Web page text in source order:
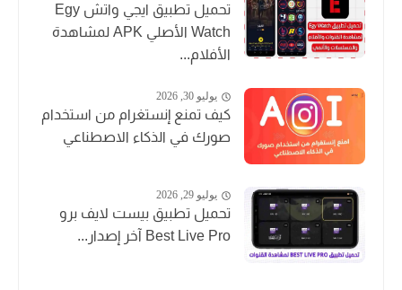
تحميل تطبيق ايجي واتش Egy
Watch الأصلي APK لمشاهدة
الأفلام...
يوليو 30, 2026
كيف تمنع إنستغرام من استخدام
صورك في الذكاء الاصطناعي
يوليو 29, 2026
تحميل تطبيق بيست لايف برو
Best Live Pro آخر إصدار...